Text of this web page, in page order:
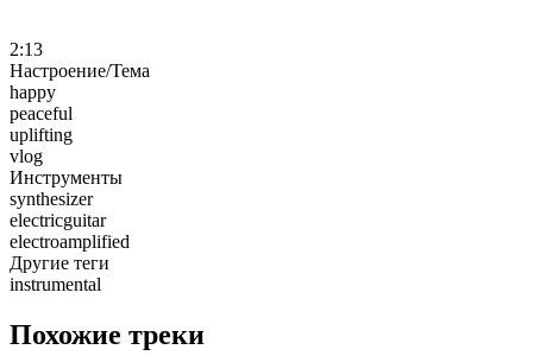
2:13
Настроение/Тема
happy
peaceful
uplifting
vlog
Инструменты
synthesizer
electricguitar
electroamplified
Другие теги
instrumental
Похожие треки